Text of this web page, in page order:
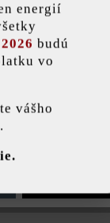
kroku
je blokový schod
pomerne
možnú funkčnosť...
Povoliť všetky
energií
budú
vo
vášho